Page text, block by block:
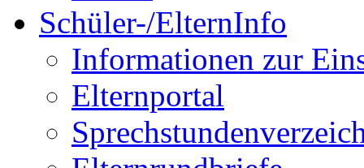
Schüler-/ElternInfo
Informationen zur
Elternportal